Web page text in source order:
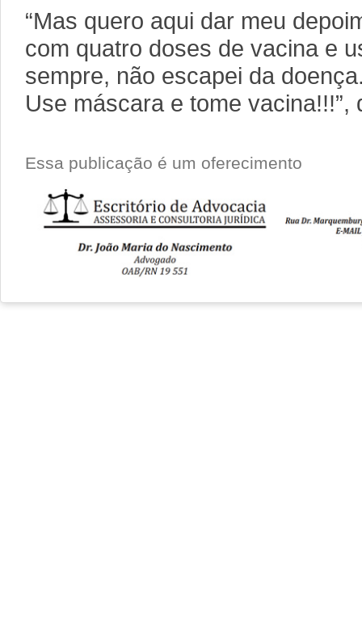
“Mas quero aqui dar meu
com quatro doses de vacina e
sempre, não escapei da
Use máscara e tome vacina!!!”,
Essa publicação é um oferecimento